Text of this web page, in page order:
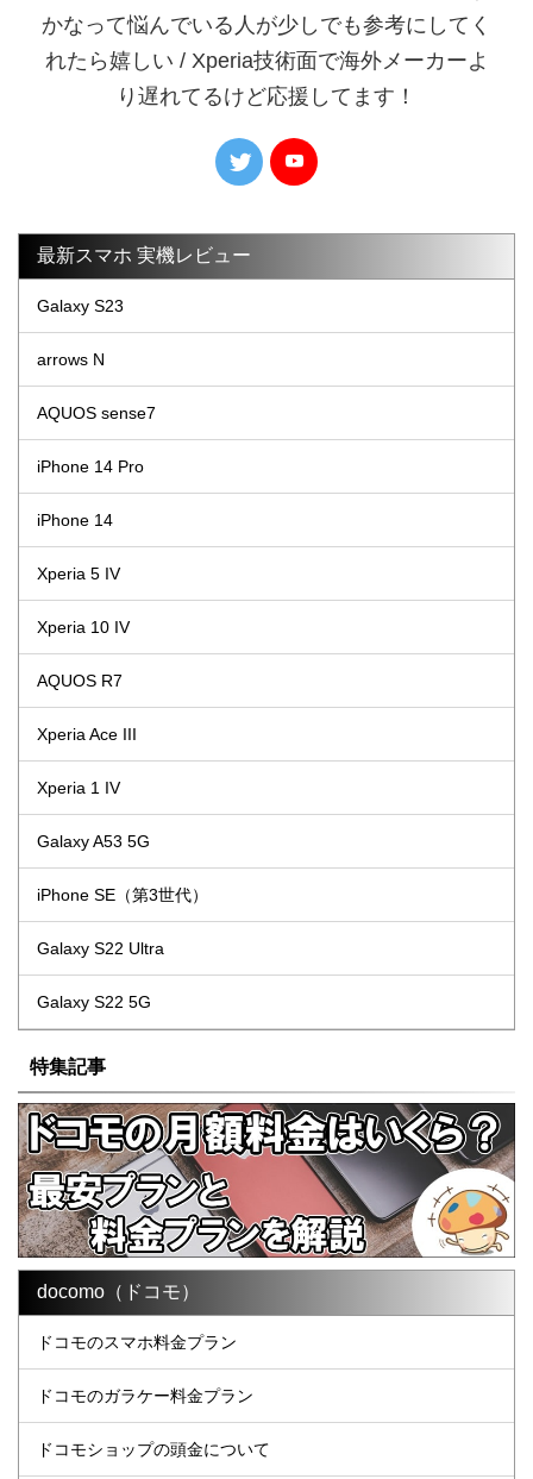
かなって悩んでいる人が少しでも参考にしてく
れたら嬉しい / Xperia技術面で海外メーカーよ
り遅れてるけど応援してます！
最新スマホ 実機レビュー
Galaxy S23
arrows N
AQUOS sense7
iPhone 14 Pro
iPhone 14
Xperia 5 IV
Xperia 10 IV
AQUOS R7
Xperia Ace III
Xperia 1 IV
Galaxy A53 5G
iPhone SE（第3世代）
Galaxy S22 Ultra
Galaxy S22 5G
特集記事
docomo（ドコモ）
ドコモのスマホ料金プラン
ドコモのガラケー料金プラン
ドコモショップの頭金について